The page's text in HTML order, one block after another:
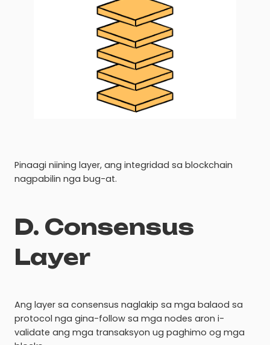
Pinaagi niining layer, ang integridad sa blockchain
nagpabilin nga bug-at.
D. Consensus
Layer
Ang layer sa consensus naglakip sa mga balaod sa
protocol nga gina-follow sa mga nodes aron i-
validate ang mga transaksyon ug paghimo og mga